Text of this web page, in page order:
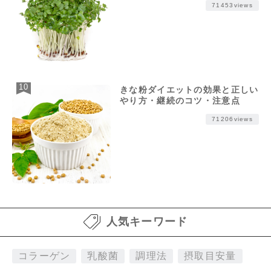
71453views
きな粉ダイエットの効果と正しい
やり方・継続のコツ・注意点
71206views
人気キーワード
コラーゲン 乳酸菌 調理法 摂取目安量